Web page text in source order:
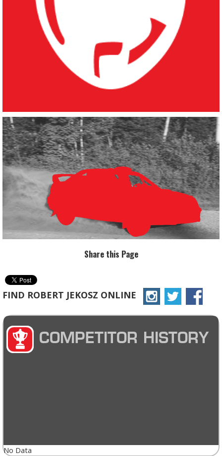
Share this Page
FIND ROBERT JEKOSZ ONLINE
COMPETITOR HISTORY
No Data